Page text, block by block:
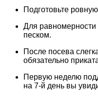
Подготовьте
Для
песком.
После посева
обязательно
Первую неделю
на 7-й день вы